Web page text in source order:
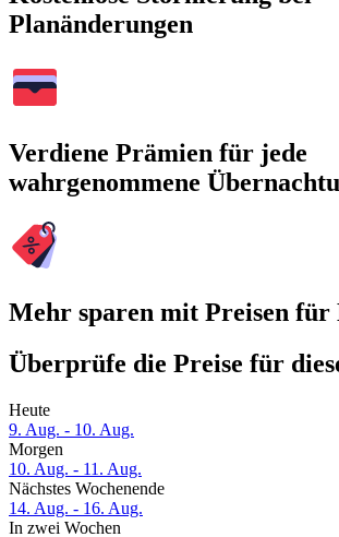
Planänderungen
Verdiene Prämien für jede
wahrgenommene
Mehr sparen mit Preisen
Überprüfe die Preise für
Heute
9. Aug. - 10. Aug.
Morgen
10. Aug. - 11. Aug.
Nächstes Wochenende
14. Aug. - 16. Aug.
In zwei Wochen